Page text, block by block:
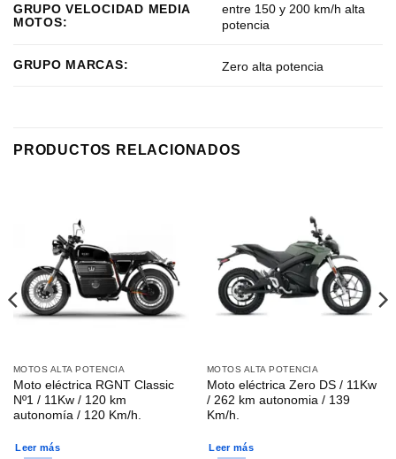
GRUPO VELOCIDAD MEDIA
MOTOS:
entre 150 y 200 km/h alta
potencia
GRUPO MARCAS: Zero alta potencia
PRODUCTOS RELACIONADOS
MOTOS ALTA POTENCIA
Moto eléctrica RGNT Classic
Nº1 / 11Kw / 120 km
autonomía / 120 Km/h.
Leer más
MOTOS ALTA POTENCIA
Moto eléctrica Zero DS / 11Kw
/ 262 km autonomia / 139
Km/h.
Leer más